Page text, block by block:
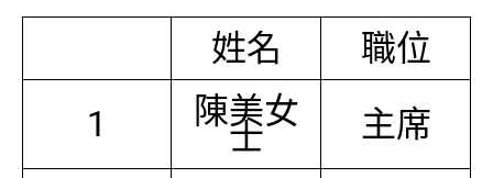
姓名
職位
1
陳美女
士 主席